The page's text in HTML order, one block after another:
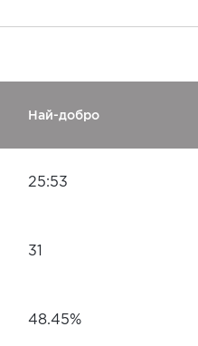
Най-добро
25:53
31
48.45%